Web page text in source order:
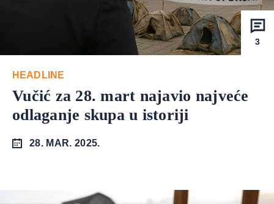
3
HEADLINE
Vučić za 28. mart najavio najveće
odlaganje skupa u istoriji
28. MAR. 2025.